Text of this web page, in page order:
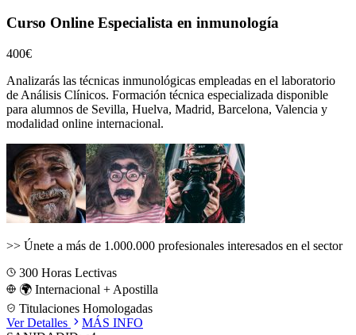
Curso Online Especialista en inmunología
400€
Analizarás las técnicas inmunológicas empleadas en el laboratorio
de Análisis Clínicos. Formación técnica especializada disponible
para alumnos de Sevilla, Huelva, Madrid, Barcelona, Valencia y
modalidad online internacional.
>> Únete a más de 1.000.000 profesionales interesados en el sector
300 Horas Lectivas
🌍 Internacional + Apostilla
Titulaciones Homologadas
Ver Detalles
MÁS INFO